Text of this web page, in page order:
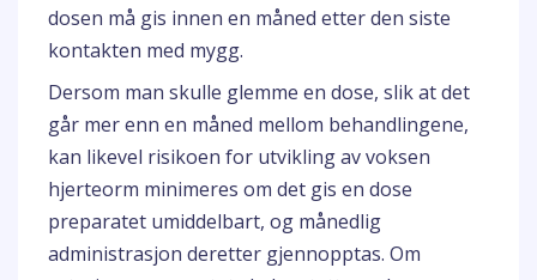
dosen må gis innen en måned etter den siste
kontakten med mygg.
Dersom man skulle glemme en dose, slik at det
går mer enn en måned mellom behandlingene,
kan likevel risikoen for utvikling av voksen
hjerteorm minimeres om det gis en dose
preparatet umiddelbart, og månedlig
administrasjon deretter gjennopptas. Om